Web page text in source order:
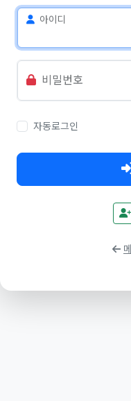
아이디
비밀번호
자동로그인